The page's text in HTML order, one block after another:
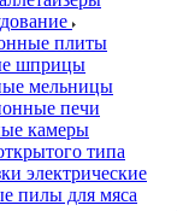
плиты
шприцы
мельницы
печи
камеры
типа
электрические
пилы для мяса